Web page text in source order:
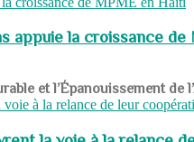
appuie la croissance de
et l’Épanouissement de